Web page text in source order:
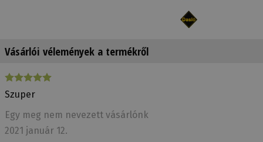
Vásárlói vélemények a termékről
Szuper
Egy meg nem nevezett vásárlónk
2021 január 12.